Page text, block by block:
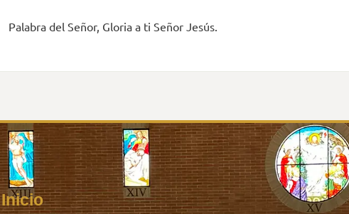
Palabra del Señor, Gloria a ti Señor Jesús.
Inicio Inicio